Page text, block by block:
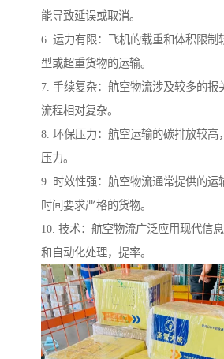
能导致延误或取消。
6. 运力有限：飞机的载重和体积限制
型或超重货物的运输。
7. 手续复杂：航空物流涉及较多的报
流程相对复杂。
8. 环保压力：航空运输的碳排放较高
压力。
9. 时效性强：航空物流通常提供的运
时间要求严格的货物。
10. 技术：航空物流广泛应用现代信
和自动化处理，提率。